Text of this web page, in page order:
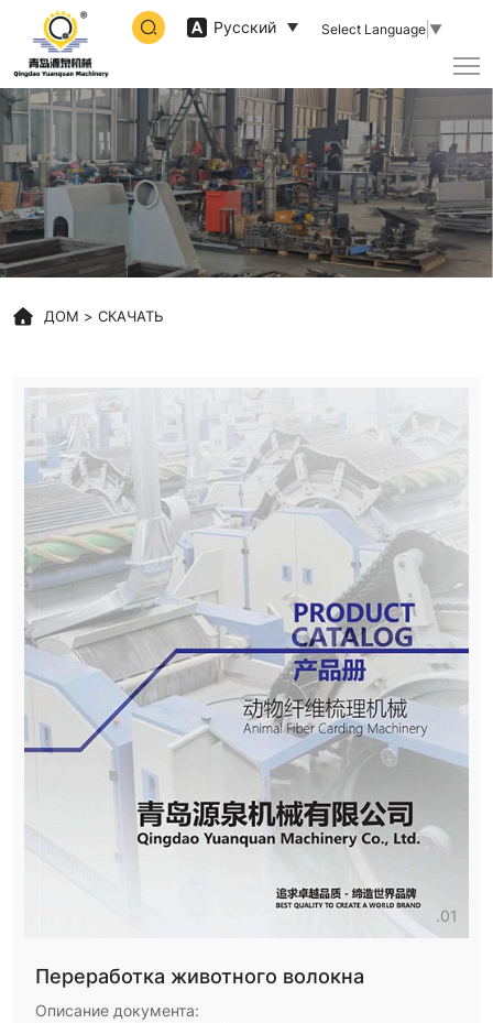
Русский Select Language ▼
Qingdao
Yuanquan
Machinery
Co.,Ltd
ДОМ СКАЧАТЬ
01
Переработка животного волокна
Описание документа: